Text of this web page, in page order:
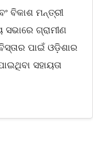
ବିକାଶ ମନ୍ତ୍ରୀ
ଗ୍ରାମୀଣ
ପାଇଁ ଓଡ଼ିଶାର
ସହାୟତା